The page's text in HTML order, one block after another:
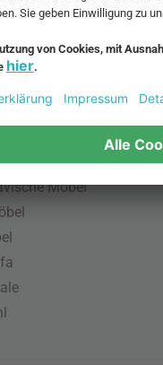
und zzgl.
Möbel